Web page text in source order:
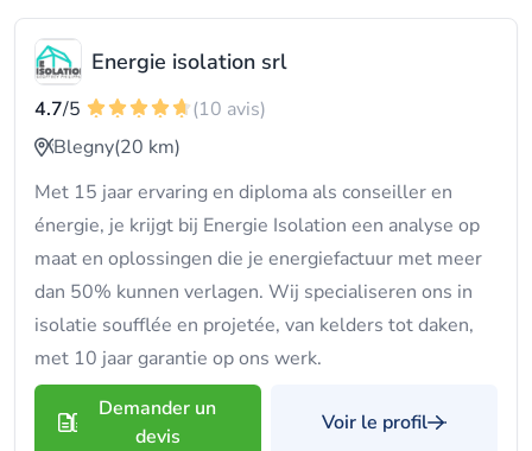
Energie isolation srl
4.7/5
(10 avis)
Blegny(20 km)
Met 15 jaar ervaring en diploma als conseiller en
énergie, je krijgt bij Energie Isolation een analyse op
maat en oplossingen die je energiefactuur met meer
dan 50% kunnen verlagen. Wij specialiseren ons in
isolatie soufflée en projetée, van kelders tot daken,
met 10 jaar garantie op ons werk.
Demander un
devis
Voir le profil